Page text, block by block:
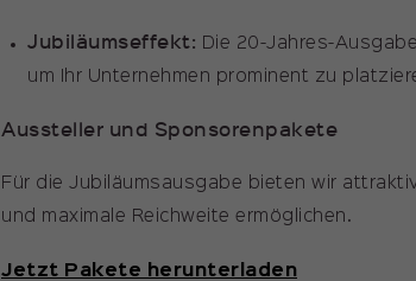
Jubiläumseffekt: Die 20-Jahres-
um Ihr Unternehmen prominent zu
Aussteller und Sponsorenpakete
Für die Jubiläumsausgabe bieten wir
und maximale Reichweite ermöglichen.
Jetzt Pakete herunterladen